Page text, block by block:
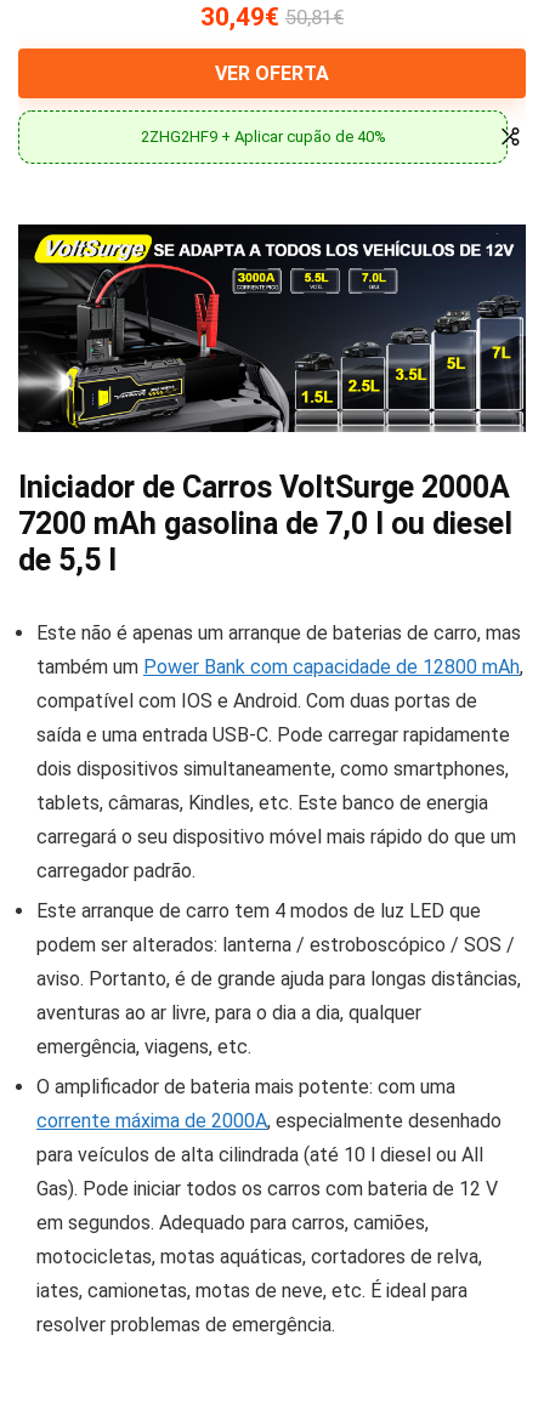
30,49€ 50,81€
VER OFERTA
2ZHG2HF9 + Aplicar cupão de 40%
Iniciador de Carros VoltSurge 2000A
7200 mAh gasolina de 7,0 l ou diesel
de 5,5 l
Este não é apenas um arranque de baterias de carro, mas
também um Power Bank com capacidade de 12800 mAh,
compatível com IOS e Android. Com duas portas de
saída e uma entrada USB-C. Pode carregar rapidamente
dois dispositivos simultaneamente, como smartphones,
tablets, câmaras, Kindles, etc. Este banco de energia
carregará o seu dispositivo móvel mais rápido do que um
carregador padrão.
Este arranque de carro tem 4 modos de luz LED que
podem ser alterados: lanterna / estroboscópico / SOS /
aviso. Portanto, é de grande ajuda para longas distâncias,
aventuras ao ar livre, para o dia a dia, qualquer
emergência, viagens, etc.
O amplificador de bateria mais potente: com uma
corrente máxima de 2000A, especialmente desenhado
para veículos de alta cilindrada (até 10 l diesel ou All
Gas). Pode iniciar todos os carros com bateria de 12 V
em segundos. Adequado para carros, camiões,
motocicletas, motas aquáticas, cortadores de relva,
iates, camionetas, motas de neve, etc. É ideal para
resolver problemas de emergência.